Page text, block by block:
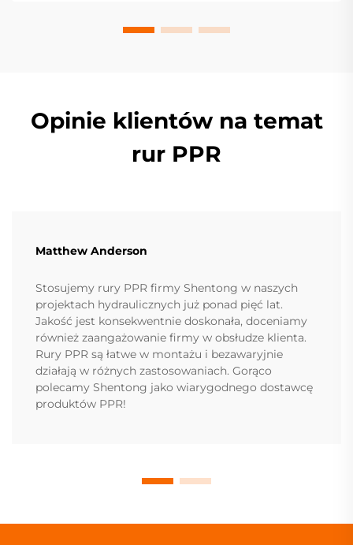
Opinie klientów na temat
rur PPR
Matthew Anderson
Stosujemy rury PPR firmy Shentong w naszych
projektach hydraulicznych już ponad pięć lat.
Jakość jest konsekwentnie doskonała, doceniamy
również zaangażowanie firmy w obsłudze klienta.
Rury PPR są łatwe w montażu i bezawaryjnie
działają w różnych zastosowaniach. Gorąco
polecamy Shentong jako wiarygodnego dostawcę
produktów PPR!